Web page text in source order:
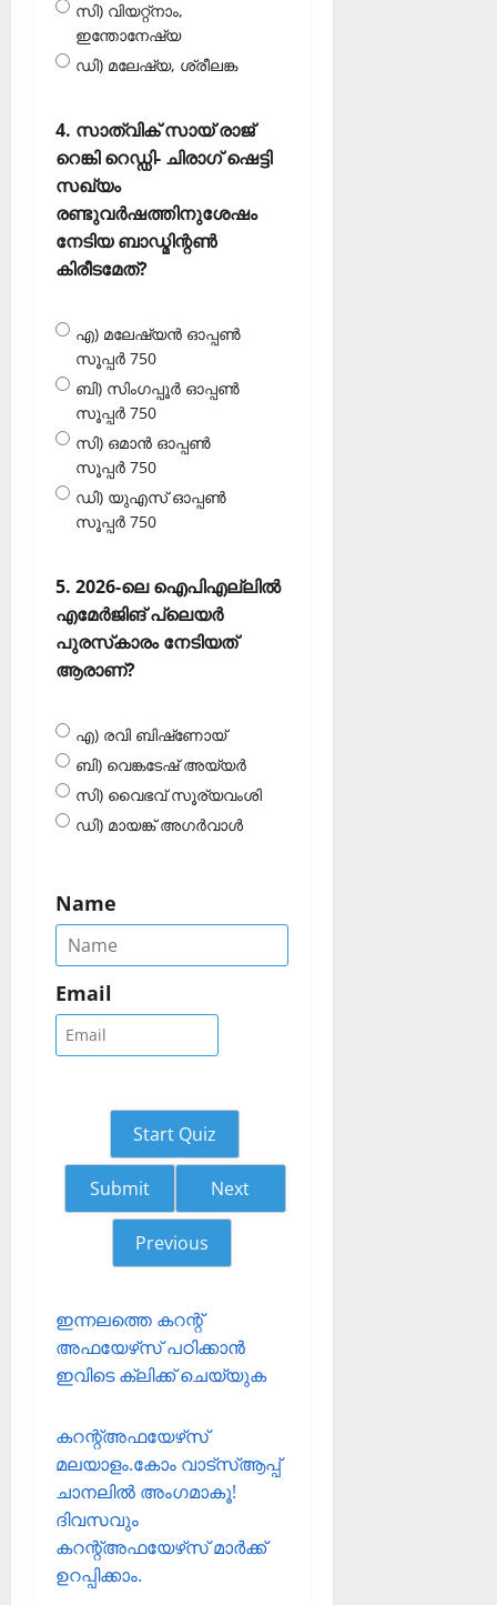
സി) വിയറ്റ്‌നാം,
ഇന്തോനേഷ്യ
ഡി) മലേഷ്യ, ശ്രീലങ്ക
4. സാത്വിക് സായ് രാജ്
റെങ്കി റെഡ്ഡി- ചിരാഗ് ഷെട്ടി
സഖ്യം
രണ്ടുവര്‍ഷത്തിനുശേഷം
നേടിയ ബാഡ്മിന്റണ്‍
കിരീടമേത്?
എ) മലേഷ്യന്‍ ഓപ്പണ്‍
സൂപ്പര്‍ 750
ബി) സിംഗപ്പൂര്‍ ഓപ്പണ്‍
സൂപ്പര്‍ 750
സി) ഒമാന്‍ ഓപ്പണ്‍
സൂപ്പര്‍ 750
ഡി) യുഎസ് ഓപ്പണ്‍
സൂപ്പര്‍ 750
5. 2026-ലെ ഐപിഎല്ലില്‍
എമേര്‍ജിങ് പ്ലെയര്‍
പുരസ്‌കാരം നേടിയത്
ആരാണ്?
എ) രവി ബിഷ്‌ണോയ്
ബി) വെങ്കടേഷ് അയ്യര്‍
സി) വൈഭവ് സൂര്യവംശി
ഡി) മായങ്ക് അഗര്‍വാള്‍
Name
Email
Previous
Start Quiz
Next
ഇന്നലത്തെ കറന്റ്
അഫയേഴ്‌സ് പഠിക്കാന്‍
ഇവിടെ ക്ലിക്ക് ചെയ്യുക
കറന്റ്അഫയേഴ്‌സ്
മലയാളം.കോം വാട്‌സ്ആപ്പ്
ചാനലില്‍ അംഗമാകൂ!
ദിവസവും
കറന്റ്അഫയേഴ്‌സ് മാര്‍ക്ക്
ഉറപ്പിക്കാം.